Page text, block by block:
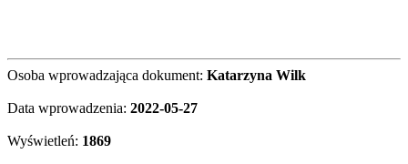
Osoba wprowadzająca dokument: Katarzyna Wilk
Data wprowadzenia: 2022-05-27
Wyświetleń: 1869